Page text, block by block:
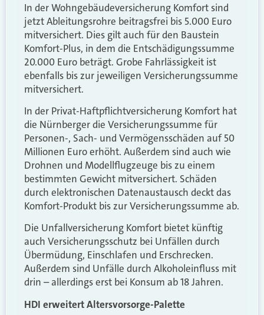
In der Wohngebäudeversicherung Komfort sind
jetzt Ableitungsrohre beitragsfrei bis 5.000 Euro
mitversichert. Dies gilt auch für den Baustein
Komfort-Plus, in dem die Entschädigungssumme
20.000 Euro beträgt. Grobe Fahrlässigkeit ist
ebenfalls bis zur jeweiligen Versicherungssumme
mitversichert.
In der Privat-Haftpflichtversicherung Komfort hat
die Nürnberger die Versicherungssumme für
Personen-, Sach- und Vermögensschäden auf 50
Millionen Euro erhöht. Außerdem sind auch wie
Drohnen und Modellflugzeuge bis zu einem
bestimmten Gewicht mitversichert. Schäden
durch elektronischen Datenaustausch deckt das
Komfort-Produkt bis zur Versicherungssumme ab.
Die Unfallversicherung Komfort bietet künftig
auch Versicherungsschutz bei Unfällen durch
Übermüdung, Einschlafen und Erschrecken.
Außerdem sind Unfälle durch Alkoholeinfluss mit
drin – allerdings erst bei Konsum ab 18 Jahren.
HDI erweitert Altersvorsorge-Palette